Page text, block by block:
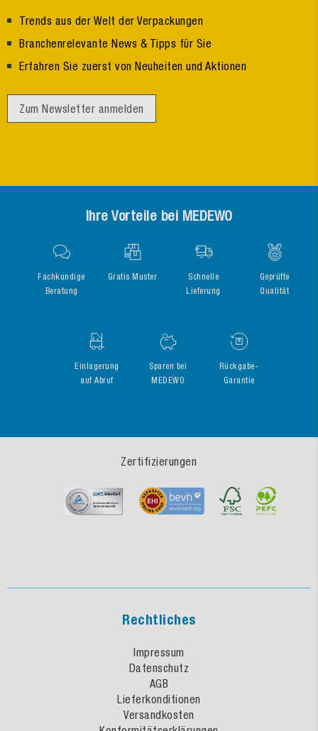
Trends aus der Welt der Verpackungen
Branchenrelevante News & Tipps für Sie
Erfahren Sie zuerst von Neuheiten und Aktionen
Zum Newsletter anmelden
Ihre Vorteile bei MEDEWO
Fachkundige
Beratung
Gratis Muster
Schnelle
Lieferung
Geprüfte
Qualität
Einlagerung
auf Abruf
Sparen bei
MEDEWO
Rückgabe-
Garantie
Zertifizierungen
Rechtliches
Impressum
Datenschutz
AGB
Lieferkonditionen
Versandkosten